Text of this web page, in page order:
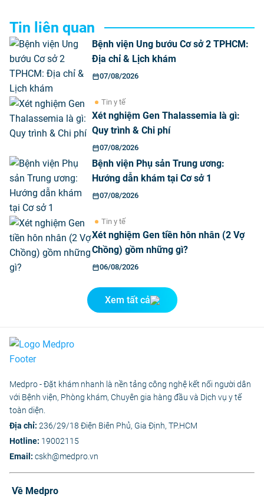
Tin liên quan
Bệnh viện Ung bướu Cơ sở 2 TPHCM:
Địa chỉ & Lịch khám
07/08/2026
Tin y tế
Xét nghiệm Gen Thalassemia là gì:
Quy trình & Chi phí
07/08/2026
Bệnh viện Phụ sản Trung ương:
Hướng dẫn khám tại Cơ sở 1
07/08/2026
Tin y tế
Xét nghiệm Gen tiền hôn nhân (2 Vợ
Chồng) gồm những gì?
06/08/2026
Xem tất cả
Medpro - Đặt khám nhanh là nền tảng công nghệ kết nối người dân
với Bệnh viện, Phòng khám, Chuyên gia hàng đầu và Dịch vụ y tế
toàn diện.
Địa chỉ: 236/29/18 Điện Biên Phủ, Gia Định, TP.HCM
Hotline: 19002115
Email: cskh@medpro.vn
Về Medpro